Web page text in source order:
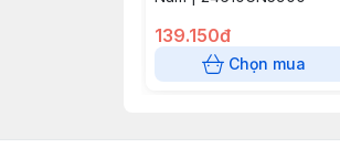
139.150đ
Chọn mua